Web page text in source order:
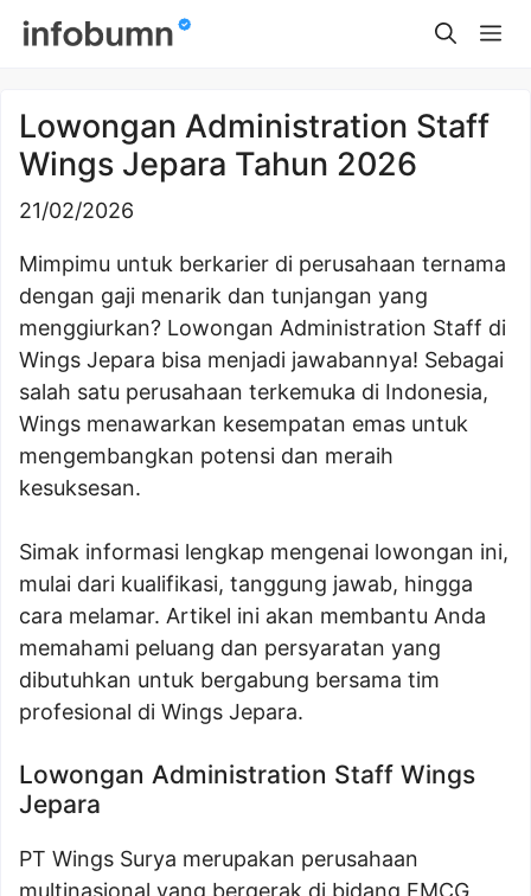
Skip
Lowongan Administration Staff
Wings Jepara Tahun 2026
21/02/2026
Mimpimu untuk berkarier di perusahaan ternama
dengan gaji menarik dan tunjangan yang
menggiurkan? Lowongan Administration Staff di
Wings Jepara bisa menjadi jawabannya! Sebagai
salah satu perusahaan terkemuka di Indonesia,
Wings menawarkan kesempatan emas untuk
mengembangkan potensi dan meraih
kesuksesan.
Simak informasi lengkap mengenai lowongan ini,
mulai dari kualifikasi, tanggung jawab, hingga
cara melamar. Artikel ini akan membantu Anda
memahami peluang dan persyaratan yang
dibutuhkan untuk bergabung bersama tim
profesional di Wings Jepara.
Lowongan Administration Staff Wings
Jepara
PT Wings Surya merupakan perusahaan
multinasional yang bergerak di bidang FMCG